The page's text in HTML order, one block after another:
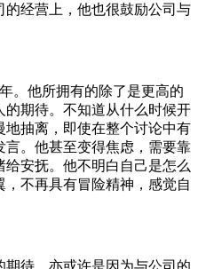
经营上，他也很鼓励公司与
。他所拥有的除了是更高的
期待。不知道从什么时候开
抽离，即使在整个讨论中有
。他甚至变得焦虑，需要靠
安抚。他不明白自己是怎么
不再具有冒险精神，感觉自
待、亦或许是因为与公司的